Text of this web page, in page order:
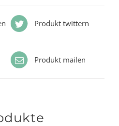
Produkt twittern
Produkt mailen